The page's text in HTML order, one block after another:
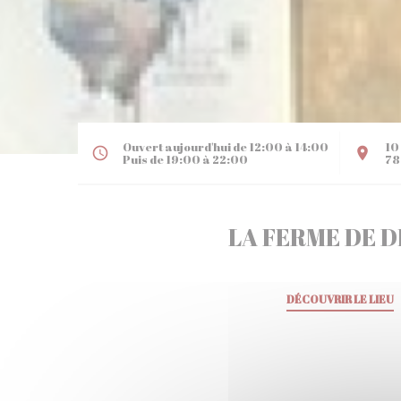
Ouvert aujourd'hui de 12:00 à 14:00
Puis de 19:00 à 22:00
10
LA FERME DE
DÉCOUVRIR LE LIEU